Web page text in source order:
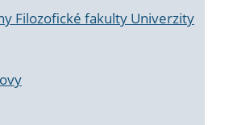
Filozofické fakulty Univerzity